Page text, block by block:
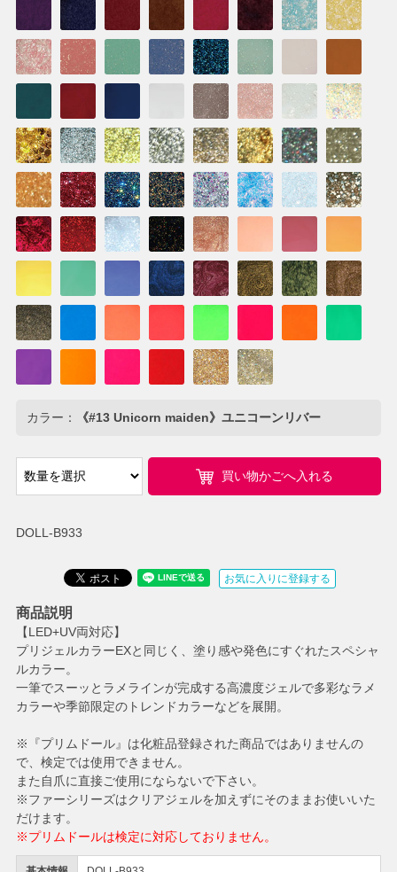
DOLL-B933
カラー： 《#13 Unicorn maiden》ユニコーンリバー
買い物かごへ入れる
お気に入りに登録する
商品説明
【LED+UV両対応】
プリジェルカラーEXと同じく、塗り感や発色にすぐれたスペシャ
ルカラー。
一筆でスーッとラメラインが完成する高濃度ジェルで多彩なラメ
カラーや季節限定のトレンドカラーなどを展開。
※『プリムドール』は化粧品登録された商品ではありませんの
で、検定では使用できません。
また自爪に直接ご使用にならないで下さい。
※ファーシリーズはクリアジェルを加えずにそのままお使いいた
だけます。
※プリムドールは検定に対応しておりません。